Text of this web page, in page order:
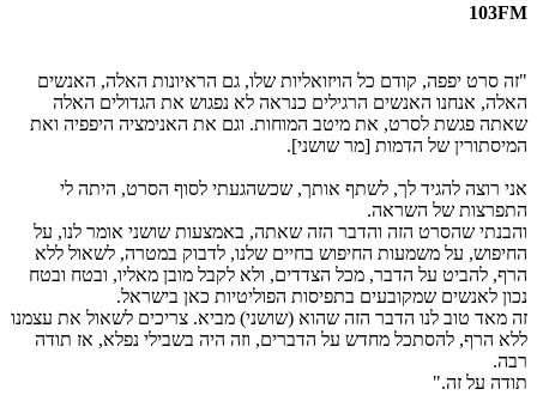
103FM
"זה סרט יפפה, קודם כל הויזואליות שלו, גם הראיונות האלה, האנשים
האלה, אנחנו האנשים הרגילים כנראה לא נפגוש את הגדולים האלה
שאתה פגשת לסרט, את מיטב המוחות. וגם את האנימציה היפפיה ואת
המיסתורין של הדמות [מר שושני].
אני רוצה להגיד לך, לשתף אותך, שכשהגעתי לסוף הסרט, היתה לי
התפרצות של השראה.
והבנתי שהסרט הזה והדבר הזה שאתה, באמצעות שושני אומר לנו, על
החיפוש, על משמעות החיפוש בחיים שלנו, לדבוק במטרה, לשאול ללא
הרף, להביט על הדבר, מכל הצדדים, ולא לקבל מובן מאליו, ובטח ובטח
נכון לאנשים שמקובעים בתפיסות הפוליטיות כאן בישראל.
זה מאד טוב לנו הדבר הזה שהוא (שושני) מביא. צריכים לשאול את עצמנו
ללא הרף, להסתכל מחדש על הדברים, וזה היה בשבילי נפלא, אז תודה
רבה.
תודה על זה."